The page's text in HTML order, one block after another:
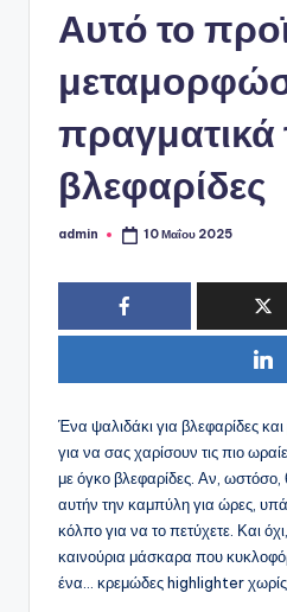
PΑυτό το
πραγματικά
βλεφαρίδες
Συγγραφέας:
admin 10 Μαΐου 2025
Ένα ψαλιδάκι για βλεφαρίδες
για να σας χαρίσουν τις πιο
με όγκο βλεφαρίδες. Αν, ωστόσο,
αυτήν την καμπύλη για ώρες,
κόλπο για να το πετύχετε. Και
καινούρια μάσκαρα που
ένα… κρεμώδες highlighter